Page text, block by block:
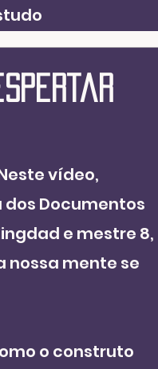
vídeo,
Documentos
e mestre 8,
nossa mente se
o construto